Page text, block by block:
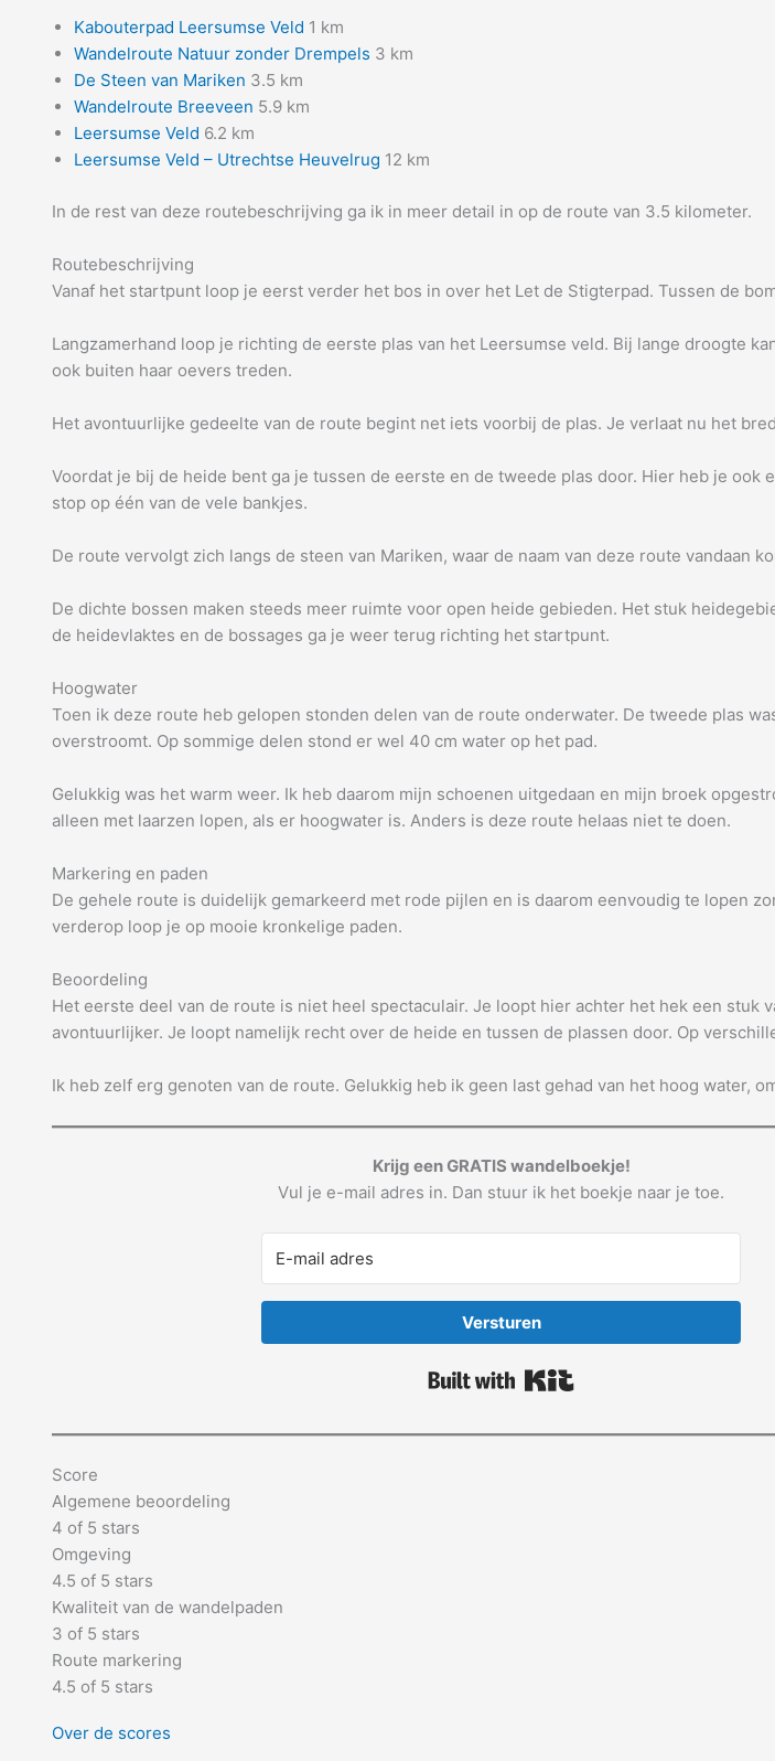
Kabouterpad Leersumse Veld 1 km
Wandelroute Natuur zonder Drempels 3 km
De Steen van Mariken 3.5 km
Wandelroute Breeveen 5.9 km
Leersumse Veld 6.2 km
Leersumse Veld – Utrechtse Heuvelrug 12 km
In de rest van deze routebeschrijving ga ik in meer detail in op de route van 3.5 kilometer.
Routebeschrijving
Vanaf het startpunt loop je eerst verder het bos in over het Let de Stigterpad. Tussen de
Langzamerhand loop je richting de eerste plas van het Leersumse veld. Bij lange droogte
ook buiten haar oevers treden.
Het avontuurlijke gedeelte van de route begint net iets voorbij de plas. Je verlaat nu het
Voordat je bij de heide bent ga je tussen de eerste en de tweede plas door. Hier heb je
stop op één van de vele bankjes.
De route vervolgt zich langs de steen van Mariken, waar de naam van deze route vandaan
De dichte bossen maken steeds meer ruimte voor open heide gebieden. Het stuk
de heidevlaktes en de bossages ga je weer terug richting het startpunt.
Hoogwater
Toen ik deze route heb gelopen stonden delen van de route onderwater. De tweede plas
overstroomt. Op sommige delen stond er wel 40 cm water op het pad.
Gelukkig was het warm weer. Ik heb daarom mijn schoenen uitgedaan en mijn broek
alleen met laarzen lopen, als er hoogwater is. Anders is deze route helaas niet te doen.
Markering en paden
De gehele route is duidelijk gemarkeerd met rode pijlen en is daarom eenvoudig te lopen
verderop loop je op mooie kronkelige paden.
Beoordeling
Het eerste deel van de route is niet heel spectaculair. Je loopt hier achter het hek een
avontuurlijker. Je loopt namelijk recht over de heide en tussen de plassen door. Op
Ik heb zelf erg genoten van de route. Gelukkig heb ik geen last gehad van het hoog water,
Krijg een GRATIS wandelboekje!
Vul je e-mail adres in. Dan stuur ik het boekje naar je toe.
Versturen
Score
Algemene beoordeling
4 of 5 stars
Omgeving
4.5 of 5 stars
Kwaliteit van de wandelpaden
3 of 5 stars
Route markering
4.5 of 5 stars
Over de scores